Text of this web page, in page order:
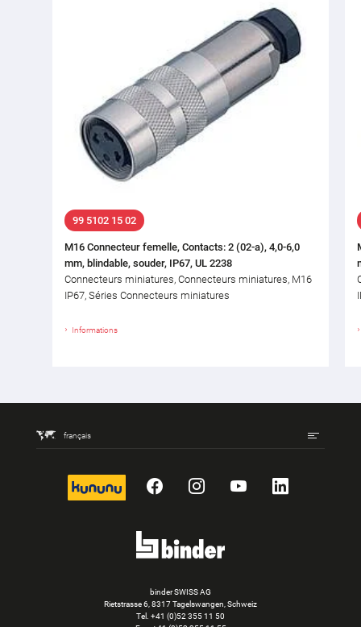
99 5102 15 02
M16 Connecteur femelle, Contacts: 2 (02-a), 4,0-6,0
mm, blindable, souder, IP67, UL 2238
Connecteurs miniatures, Connecteurs miniatures, M16
IP67, Séries Connecteurs miniatures
Informations
français
kununu FacebookInstagram
YouTubeLinkedIn
binder SWISS AG
Rietstrasse 6, 8317 Tagelswangen, Schweiz
Tel. +41 (0)52 355 11 50